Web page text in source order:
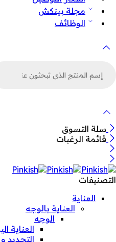
مجلة بينكش
الوظائف
سلة التسوق
قائمة الرغبات
التصنيفات
العناية
العناية بالوجه
الوجه
العناية
التجديد